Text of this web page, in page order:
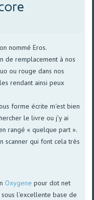
nommé Eros.
de remplacement à nos
ou rouge dans nos
rendant ainsi peux
forme écrite m'est bien
le livre ou j'y ai
rangé « quelque part ».
scanner qui font cela très
Oxygene pour dot net
l'excellente base de